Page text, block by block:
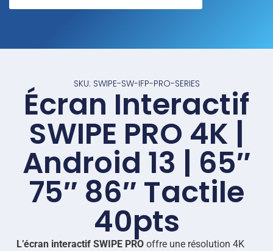
SKU: SWIPE-SW-IFP-PRO-SERIES
Écran Interactif
SWIPE PRO 4K |
Android 13 | 65″
75″ 86″ Tactile
40pts
L’écran interactif SWIPE PROoffre une résolution 4K